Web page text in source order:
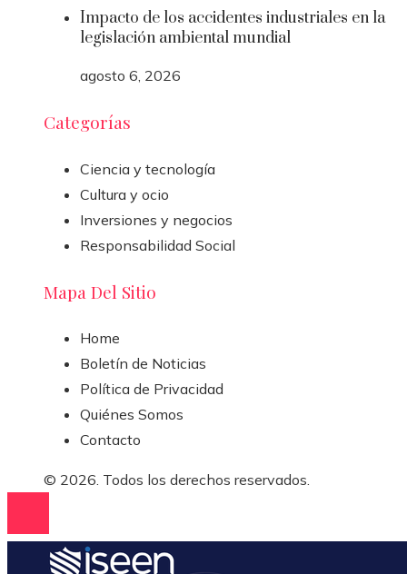
Impacto de los accidentes industriales en la
legislación ambiental mundial
agosto 6, 2026
Categorías
Ciencia y tecnología
Cultura y ocio
Inversiones y negocios
Responsabilidad Social
Mapa Del Sitio
Home
Boletín de Noticias
Política de Privacidad
Quiénes Somos
Contacto
© 2026. Todos los derechos reservados.